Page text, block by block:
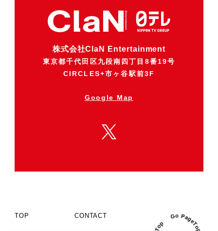
株式会社ClaN Entertainment
東京都千代田区九段南四丁目8番19号
CIRCLES+市ヶ谷駅前3F
Google Map
TOP CONTACT